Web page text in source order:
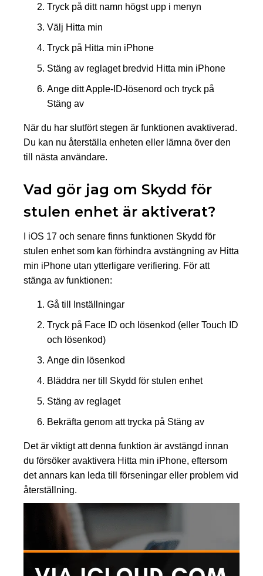
Tryck på ditt namn högst upp i menyn
Välj Hitta min
Tryck på Hitta min iPhone
Stäng av reglaget bredvid Hitta min iPhone
Ange ditt Apple-ID-lösenord och tryck på
Stäng av
När du har slutfört stegen är funktionen avaktiverad.
Du kan nu återställa enheten eller lämna över den
till nästa användare.
Vad gör jag om Skydd för
stulen enhet är aktiverat?
I iOS 17 och senare finns funktionen Skydd för
stulen enhet som kan förhindra avstängning av Hitta
min iPhone utan ytterligare verifiering. För att
stänga av funktionen:
Gå till Inställningar
Tryck på Face ID och lösenkod (eller Touch ID
och lösenkod)
Ange din lösenkod
Bläddra ner till Skydd för stulen enhet
Stäng av reglaget
Bekräfta genom att trycka på Stäng av
Det är viktigt att denna funktion är avstängd innan
du försöker avaktivera Hitta min iPhone, eftersom
det annars kan leda till förseningar eller problem vid
återställning.